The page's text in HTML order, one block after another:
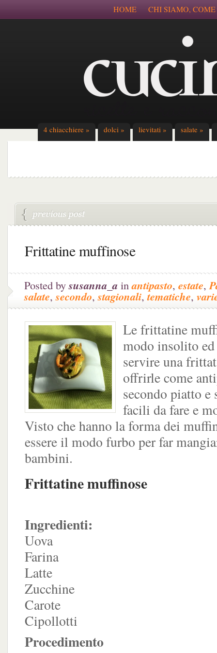
HOME CHI SIAMO,
4 chiacchiere » dolci » lievitati » salate »
Frittatine muffinose
Posted bysusanna_a inantipasto, estate,
salate,secondo,stagionali,tematiche,
Le frittatine
modo insolito ed
servire una
offrirle come
secondo piatto e
facili da fare e
Visto che hanno la forma dei
essere il modo furbo per far
bambini.
Frittatine muffinose
Ingredienti:
Uova
Farina
Latte
Zucchine
Carote
Cipollotti
Procedimento